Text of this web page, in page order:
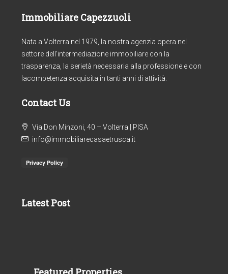
Immobiliare Capezzuoli
Nata a Volterra nel 1979, la nostra agenzia opera nel
settore dell’intermediazione immobiliare con la
trasparenza, la serietà necessaria alla professione e con
lacompetenza acquisita in tanti anni di attività.
Contact Us
Via Don Minzoni, 40 – Volterra | PISA
info@immobiliarecasaetrusca.it
Latest Post